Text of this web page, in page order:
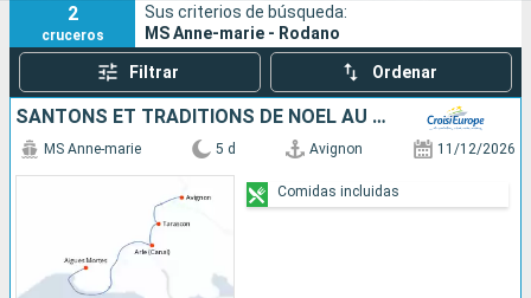
Buscar
2
cruceros
Sus criterios de búsqueda:
MS Anne-marie - Rodano
Filtrar Ordenar
SANTONS ET TRADITIONS DE NOËL AU FIL DES CANAUX DE PROVENCE SUR LES PAS DES FORTERESSES ET VILLAGES AUTHENTIQUES (FORMULE PORT-PORT)
MS Anne-marie 5 d Avignon 11/12/2026
Comidas incluidas